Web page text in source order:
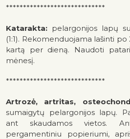
*****************************
Katarakta: pelargonijos lapų
(1:1). Rekomenduojama lašinti po
kartą per dieną. Naudoti
mėnesį.
*****************************
Artrozė, artritas,
sumaigytų pelargonijos lapų.
ant skaudamos vietos.
pergamentiniu popieriumi,